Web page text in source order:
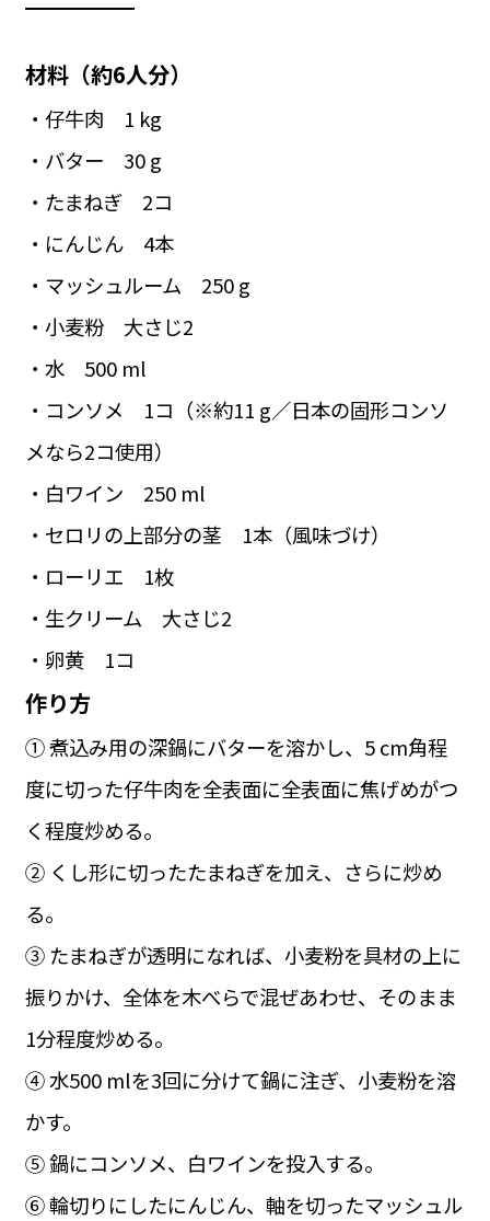
材料（約6人分）
・仔牛肉 1 kg
・バター 30 g
・たまねぎ 2コ
・にんじん 4本
・マッシュルーム 250 g
・小麦粉 大さじ2
・水 500 ml
・コンソメ 1コ（※約11 g／日本の固形コンソ
メなら2コ使用）
・白ワイン 250 ml
・セロリの上部分の茎 1本（風味づけ）
・ローリエ 1枚
・生クリーム 大さじ2
・卵黄 1コ
作り方
① 煮込み用の深鍋にバターを溶かし、5 cm角程
度に切った仔牛肉を全表面に全表面に焦げめがつ
く程度炒める。
② くし形に切ったたまねぎを加え、さらに炒め
る。
③ たまねぎが透明になれば、小麦粉を具材の上に
振りかけ、全体を木べらで混ぜあわせ、そのまま
1分程度炒める。
④ 水500 mlを3回に分けて鍋に注ぎ、小麦粉を溶
かす。
⑤ 鍋にコンソメ、白ワインを投入する。
⑥ 輪切りにしたにんじん、軸を切ったマッシュル